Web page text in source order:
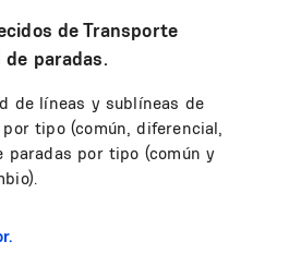
de Transporte
paradas.
de líneas y sublíneas de
tipo (común, diferencial,
paradas por tipo (común y